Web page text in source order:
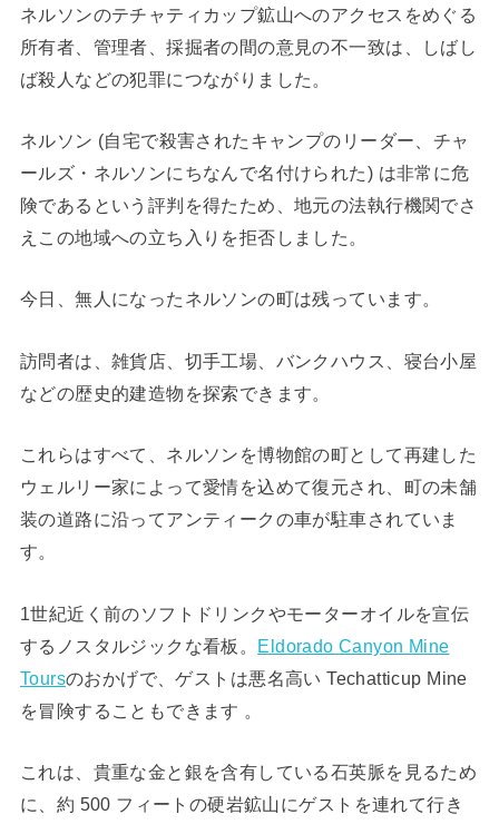
ネルソンのテチャティカップ鉱山へのアクセスをめぐる
所有者、管理者、採掘者の間の意見の不一致は、しばし
ば殺人などの犯罪につながりました。
ネルソン (自宅で殺害されたキャンプのリーダー、チャ
ールズ・ネルソンにちなんで名付けられた) は非常に危
険であるという評判を得たため、地元の法執行機関でさ
えこの地域への立ち入りを拒否しました。
今日、無人になったネルソンの町は残っています。
訪問者は、雑貨店、切手工場、バンクハウス、寝台小屋
などの歴史的建造物を探索できます。
これらはすべて、ネルソンを博物館の町として再建した
ウェルリー家によって愛情を込めて復元され、町の未舗
装の道路に沿ってアンティークの車が駐車されていま
す。
1世紀近く前のソフトドリンクやモーターオイルを宣伝
するノスタルジックな看板。 Eldorado Canyon Mine
Toursのおかげで、ゲストは悪名高い Techatticup Mine
を冒険することもできます 。
これは、貴重な金と銀を含有している石英脈を見るため
に、約 500 フィートの硬岩鉱山にゲストを連れて行き